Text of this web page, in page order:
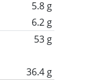
5.8 g
6.2 g
53 g
36.4 g